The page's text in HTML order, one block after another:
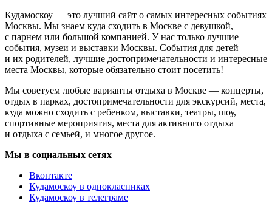
Кудамоскоу — это лучший сайт о самых интересных событиях
Москвы. Мы знаем куда сходить в Москве с девушкой,
с парнем или большой компанией. У нас только лучшие
события, музеи и выставки Москвы. События для детей
и их родителей, лучшие достопримечательности и интересные
места Москвы, которые обязательно стоит посетить!
Мы советуем любые варианты отдыха в Москве — концерты,
отдых в парках, достопримечательности для экскурсий, места,
куда можно сходить с ребенком, выставки, театры, шоу,
спортивные мероприятия, места для активного отдыха
и отдыха с семьей, и многое другое.
Мы в социальных сетях
Вконтакте
Кудамоскоу в однокласниках
Кудамоскоу в телеграме